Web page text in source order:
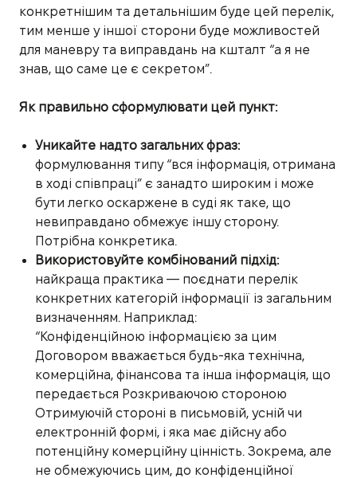
конкретнішим та детальнішим буде цей перелік,
тим менше у іншої сторони буде можливостей
для маневру та виправдань на кшталт “а я не
знав, що саме це є секретом”.
Як правильно сформулювати цей пункт:
Уникайте надто загальних фраз:
формулювання типу “вся інформація, отримана
в ході співпраці” є занадто широким і може
бути легко оскаржене в суді як таке, що
невиправдано обмежує іншу сторону.
Потрібна конкретика.
Використовуйте комбінований підхід:
найкраща практика — поєднати перелік
конкретних категорій інформації із загальним
визначенням. Наприклад:
“Конфіденційною інформацією за цим
Договором вважається будь-яка технічна,
комерційна, фінансова та інша інформація, що
передається Розкриваючою стороною
Отримуючій стороні в письмовій, усній чи
електронній формі, і яка має дійсну або
потенційну комерційну цінність. Зокрема, але
не обмежуючись цим, до конфіденційної